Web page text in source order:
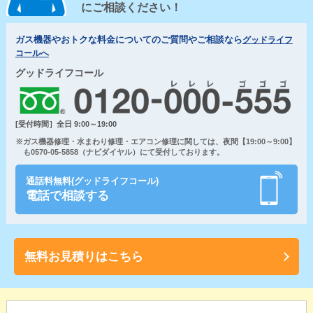
にご相談ください！
ガス機器やおトクな料金についてのご質問やご相談ならグッドライフ
コールへ
グッドライフコール
[受付時間］全日 9:00～19:00
※ガス機器修理・水まわり修理・エアコン修理に関しては、夜間【19:00～9:00】
も0570-05-5858（ナビダイヤル）にて受付しております。
通話料無料(グッドライフコール)
電話で相談する
無料お見積りはこちら